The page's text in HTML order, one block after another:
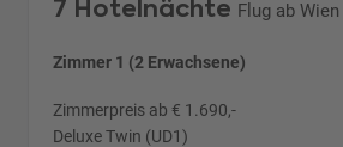
7 Hotelnächte Flug ab
Zimmer 1 (2 Erwachsene)
Zimmerpreis ab € 1.690,-
Deluxe Twin (UD1)